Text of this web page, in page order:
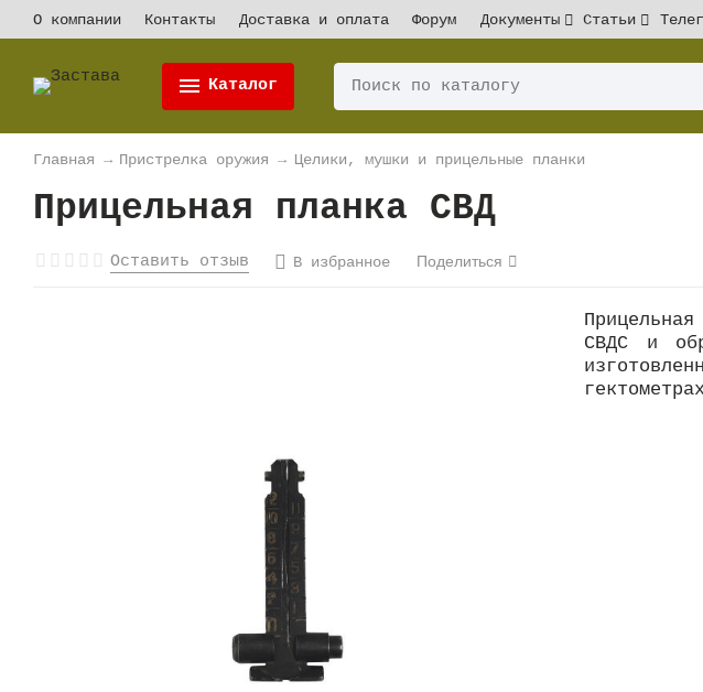
О компании Контакты Доставка и оплата Форум Документы Статьи
Каталог
Главная → Пристрелка оружия → Целики, мушки и прицельные планки
Прицельная планка СВД
Оставить отзыв В избранное Поделиться
СВДС и